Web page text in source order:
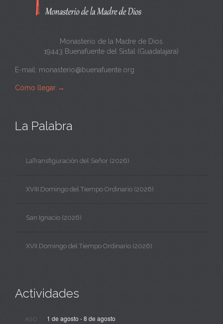
Monasterio de la Madre de Dios
19443 Buenafuente del Sistal (Guadalajara)
E-mail: monasterio@buenafuente.org
Cómo llegar →
La Palabra
LaTransfiguración del Señor (2026)
XVIII Domingo del Tiempo Ordinario (2026)
San Ignacio (2026)
XVII Domingo del Tiempo Ordinario (2026)
Actividades
AGO 1 de agosto -8 de agosto